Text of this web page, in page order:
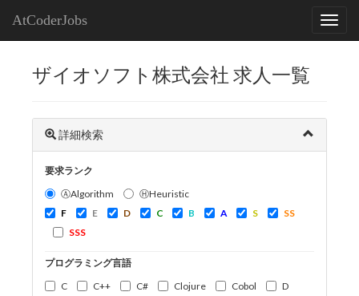
AtCoderJobs
ザイオソフト株式会社 求人一覧
詳細検索
要求ランク
ⒶAlgorithm
ⒽHeuristic
F
E D C B A S
SS
SSS
プログラミング言語
C
C++ C# Clojure Cobol
D